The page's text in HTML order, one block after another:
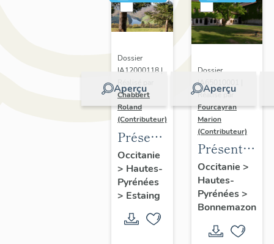
Aperçu
Dossier
IA12000118 |
Chabbert
Roland
(Contributeur)
Présentation
de
l'opération
d'inventaire
commune
Occitanie
> Hautes-
Pyrénées
> Estaing
Aperçu
Dossier
IA65010001 |
Réalisé par
Fourcayran
Marion
(Contributeur)
Présentation
de l'étude
des
communes
Occitanie >
Hautes-
Pyrénées>
Bonnemazon